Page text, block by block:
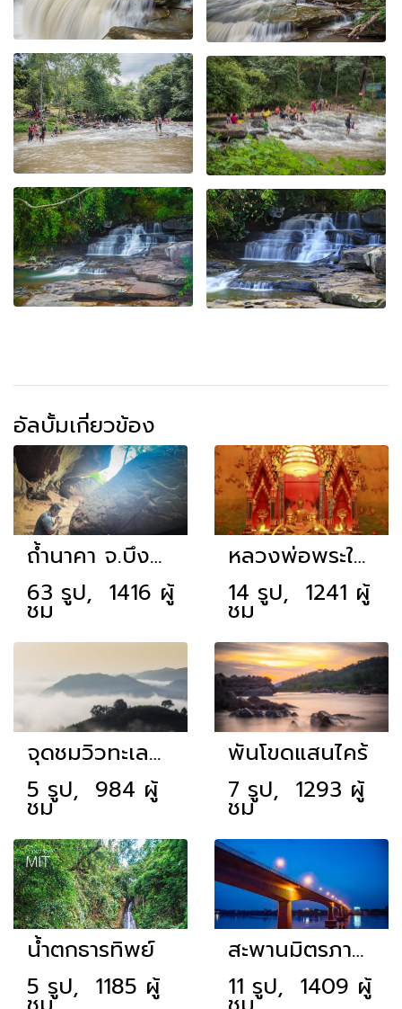
อัลบั้มเกี่ยวข้อง
ถ้ำนาคา จ.บึงกาฬ
63 รูป, 1416 ผู้
ชม
หลวงพ่อพระใส วัดโพธิ์ชัย หนองคาย
14 รูป, 1241 ผู้
ชม
จุดชมวิวทะเลหมอกภูห้วยอีสัน
5 รูป, 984 ผู้
ชม
พันโขดแสนไคร้
7 รูป, 1293 ผู้
ชม
น้ำตกธารทิพย์
5 รูป, 1185 ผู้
สะพานมิตรภาพไทย-ลาว แห่งที่ 1
11 รูป, 1409 ผู้